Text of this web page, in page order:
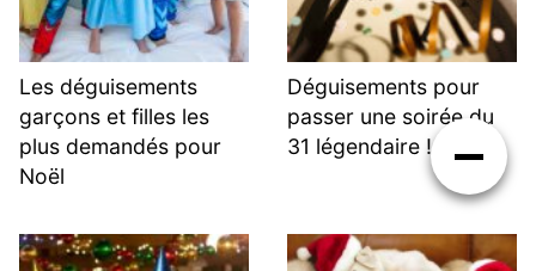
Les déguisements
garçons et filles les
plus demandés pour
Noël
Déguisements pour
passer une soirée du
31 légendaire !